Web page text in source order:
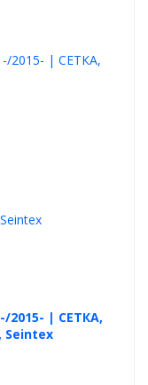
2015- | СЕТКА,
Seintex